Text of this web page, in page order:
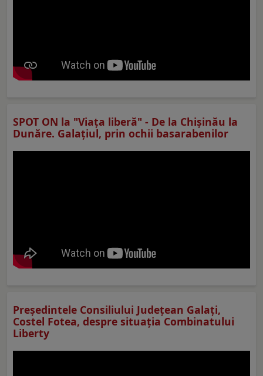
SPOT ON la "Viaţa liberă" - De la Chișinău la
Dunăre. Galațiul, prin ochii basarabenilor
Preşedintele Consiliului Judeţean Galaţi,
Costel Fotea, despre situaţia Combinatului
Liberty